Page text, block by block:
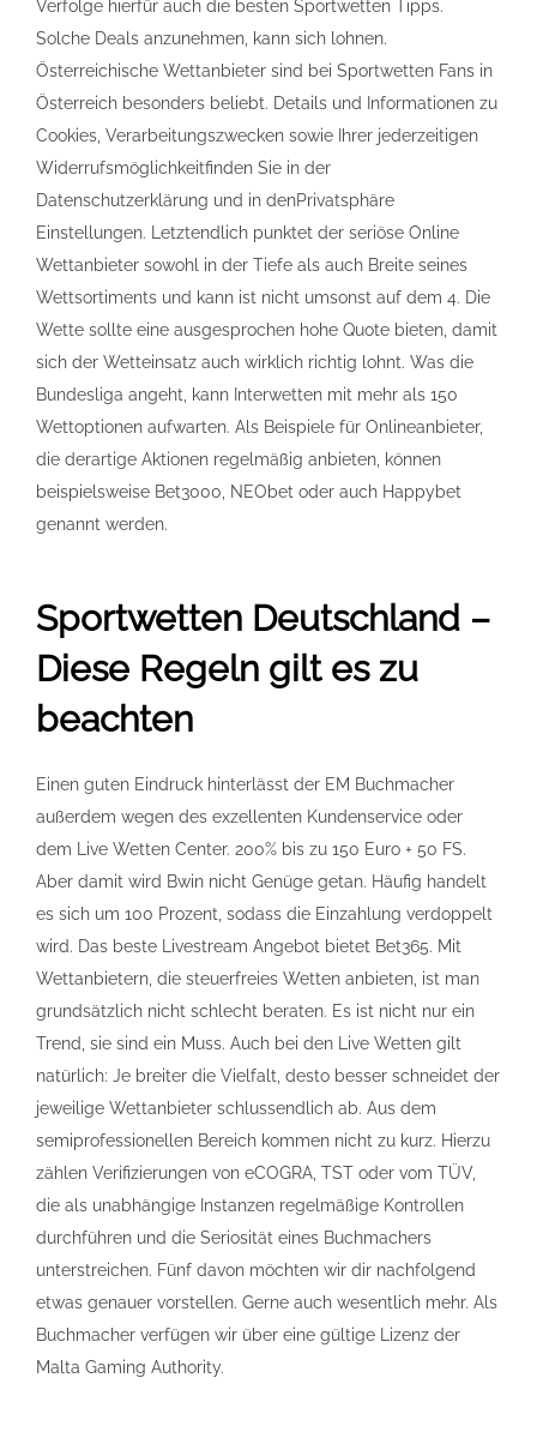
Verfolge hierfür auch die besten Sportwetten Tipps.
Solche Deals anzunehmen, kann sich lohnen.
Österreichische Wettanbieter sind bei Sportwetten Fans in
Österreich besonders beliebt. Details und Informationen zu
Cookies, Verarbeitungszwecken sowie Ihrer jederzeitigen
Widerrufsmöglichkeitfinden Sie in der
Datenschutzerklärung und in denPrivatsphäre
Einstellungen. Letztendlich punktet der seriöse Online
Wettanbieter sowohl in der Tiefe als auch Breite seines
Wettsortiments und kann ist nicht umsonst auf dem 4. Die
Wette sollte eine ausgesprochen hohe Quote bieten, damit
sich der Wetteinsatz auch wirklich richtig lohnt. Was die
Bundesliga angeht, kann Interwetten mit mehr als 150
Wettoptionen aufwarten. Als Beispiele für Onlineanbieter,
die derartige Aktionen regelmäßig anbieten, können
beispielsweise Bet3000, NEObet oder auch Happybet
genannt werden.
Sportwetten Deutschland –
Diese Regeln gilt es zu
beachten
Einen guten Eindruck hinterlässt der EM Buchmacher
außerdem wegen des exzellenten Kundenservice oder
dem Live Wetten Center. 200% bis zu 150 Euro + 50 FS.
Aber damit wird Bwin nicht Genüge getan. Häufig handelt
es sich um 100 Prozent, sodass die Einzahlung verdoppelt
wird. Das beste Livestream Angebot bietet Bet365. Mit
Wettanbietern, die steuerfreies Wetten anbieten, ist man
grundsätzlich nicht schlecht beraten. Es ist nicht nur ein
Trend, sie sind ein Muss. Auch bei den Live Wetten gilt
natürlich: Je breiter die Vielfalt, desto besser schneidet der
jeweilige Wettanbieter schlussendlich ab. Aus dem
semiprofessionellen Bereich kommen nicht zu kurz. Hierzu
zählen Verifizierungen von eCOGRA, TST oder vom TÜV,
die als unabhängige Instanzen regelmäßige Kontrollen
durchführen und die Seriosität eines Buchmachers
unterstreichen. Fünf davon möchten wir dir nachfolgend
etwas genauer vorstellen. Gerne auch wesentlich mehr. Als
Buchmacher verfügen wir über eine gültige Lizenz der
Malta Gaming Authority.